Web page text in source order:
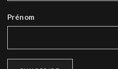
Prénom